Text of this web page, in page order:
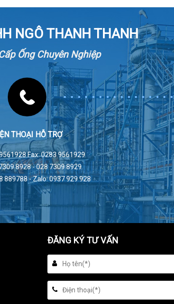
NGÔ THANH THANH
THOẠI HỖ TRỢ
Fax: 0283 9561929
8928 - 028 7309 8929
889788 - Zalo: 0937 929 928
ĐĂNG KÝ TƯ VẤN